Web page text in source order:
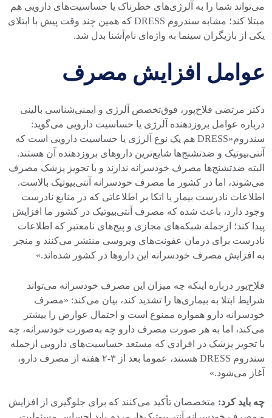
می‌تواند شما را به آلرژی‌های خطرناک یا حساسیت‌های دارویی هم
مبتلا کند؛ مشابه سندروم DRESS که همین چند وقت پیش با ابتلای
یکی از بازیگران سینما به واژه‌ای نام‌آشنا بدل شد.
عوامل افزایش مصرف
دکتر مرتضی فلاح‌پور، فوق‌تخصص آلرژی و ایمنی‌شناسی بالینی
درباره عوامل بروزدهنده آلرژی یا حساسیت دارویی می‌گوید:
سندروم«DRESS هم یک نوع آلرژی یا حساسیت دارویی است که
آنتی‌بیوتیک و ضدتشنج‌ها شایع‌ترین داروهای بروزدهنده آن هستند.
البته ضدتشنج‌ها مصرف خودسرانه ندارند و با تجویز پزشک مصرف
می‌شوند، اما در کشور ما مصرف خودسرانه آنتی‌بیوتیک بالاست.
اطلاعات نادرست بیمار یا اتکا بر اطلاعاتی که در منابع نادرست
وجود دارد، باعث شده که مصرف آنتی‌بیوتیک در کشور ما افزایش
پیدا کند؛ ازجمله شبکه‌های مجازی و پیج‌های نامعتبر که اطلاعات
نادرست برای درمان عفونت‌های ویروسی منتشر می‌کنند و منجر
به افزایش مصرف خودسرانه این داروها در کشور شده‌اند.»‌
فلاح‌پور درباره اینکه چه میزان این مصرف خودسرانه می‌تواند
شرایط ابتلا به بیماری‌ها را تشدید کند، بیان می‌کند: «مصرف
خودسرانه دارو همواره ممنوع است و احتمال عوارض را بیشتر
می‌کند، اما به هر صورت مصرف دارو چه به‌صورت خودسرانه، چه
با تجویز پزشک در افرادی که مستعد حساسیت‌های دارویی ازجمله
سندروم DRESS هستند، عموما بعد از ۳-۲ هفته از مصرف دارو،
آغاز می‌شود.»
چه باید کرد: متخصصان تأکید می‌کنند که برای جلوگیری از افزایش